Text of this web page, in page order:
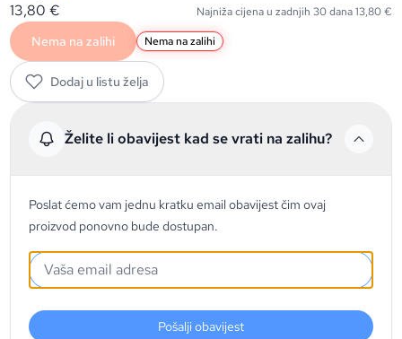
13,80€ Najniža cijena u zadnjih 30 dana13,80€
Nema na zalihi Nema na zalihi
Dodaj u listu želja
Želite li obavijest kad se vrati na zalihu?
Poslat ćemo vam jednu kratku email obavijest čim ovaj
proizvod ponovno bude dostupan.
Pošalji obavijest